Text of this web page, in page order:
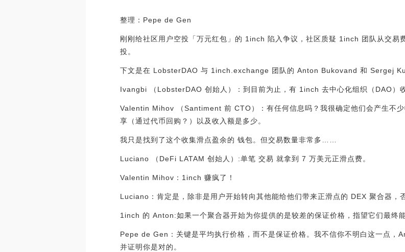
整理：Pepe de Gen
刚刚给社区用户空投「万元红包」的 1inch 陷入争议，社区质疑 1inch 团队从交易
投。
下文是在 LobsterDAO 与 1inch.exchange 团队的 Anton Bukovand 和 Sergej
Ivangbi （LobsterDAO 创始人）：到目前为止，有 1inch 去中心化组织（DAO）
Valentin Mihov （Santiment 前 CTO）：有任何信息吗？我很确定他们会产生不
享（通过代币回购？）以及收入额是多少。
我只是找到了这个收集滑点盈余的 钱包。但交易数量非常多……
Luciano （DeFi LATAM 创始人）:单笔 交易 就拿到 7 万美元正滑点费。
Valentin Mihov：1inch 赚疯了！
Luciano：肯定是，除非是用户开始转向其他能给他们带来正滑点的 DEX 聚合器，
1inch 的 Anton:如果一个聚合器开始为你提供的是较差的保证价格，指望它们最终
Pepe de Gen：关键是平均执行价格，而不是保证价格。我不信你不明白这一点，
并证明你是对的。